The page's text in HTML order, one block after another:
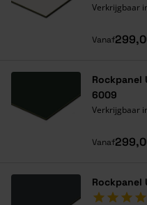
Verkrijgbaar
Vanaf
Rockpanel
6009
Verkrijgbaar
Vanaf
Rockpanel